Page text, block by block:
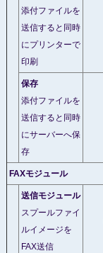
添付ファイルを
送信すると同時
にプリンターで
印刷
保存
添付ファイルを
送信すると同時
にサーバーへ保
存
FAXモジュール
送信モジュール
スプールファイ
ルイメージを
FAX送信